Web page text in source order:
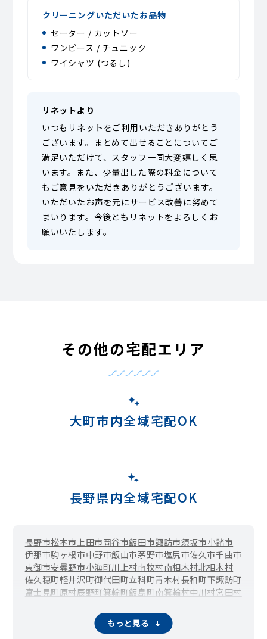
クリーニングいただいたお品物
セーター / カットソー
ワンピース / チュニック
ワイシャツ (つるし)
リネットより
いつもリネットをご利用いただきありがとう
ございます。まとめて出せることについてご
満足いただけて、スタッフ一同大変嬉しく思
います。また、少量出した際の料金について
もご意見をいただきありがとうございます。
いただいたお声を元にサービス改善に努めて
まいります。今後ともリネットをよろしくお
願いいたします。
その他の宅配エリア
大町市内全域宅配OK
長野県内全域宅配OK
長野市松本市 上田市岡谷市飯田市諏訪市須坂市小諸市
伊那市駒ヶ根市中野市飯山市茅野市塩尻市佐久市千曲市
東御市安曇野市小海町川上村南牧村南相木村北相木村
佐久穂町軽井沢町御代田町立科町青木村長和町下諏訪町
富士見町原村辰野町箕輪町飯島町南箕輪村中川村宮田村
喬木村豊丘村大鹿村上松町
木曽町 麻績村生坂村 山形村
もっと見る